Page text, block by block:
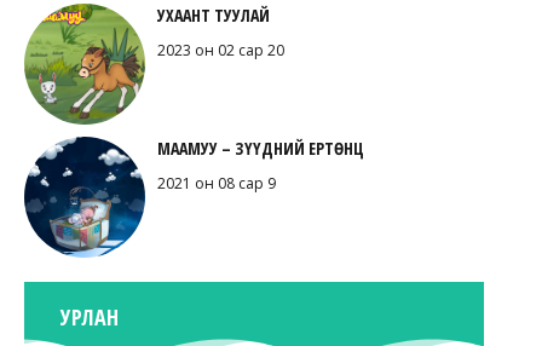
УХААНТ ТУУЛАЙ
2023 он 02 сар 20
МААМУУ – ЗҮҮДНИЙ ЕРТӨНЦ
2021 он 08 сар 9
УРЛАН